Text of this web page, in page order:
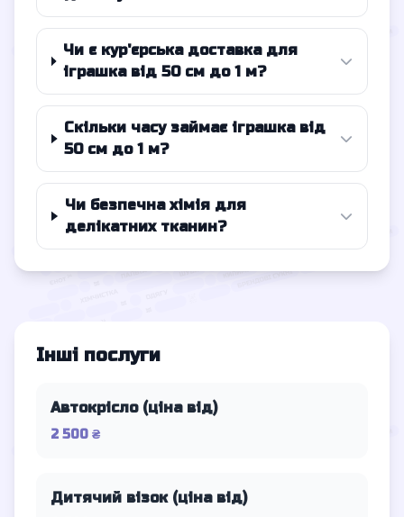
Чи є кур'єрська доставка для
іграшка від 50 см до 1 м?
Скільки часу займає іграшка від
50 см до 1 м?
Чи безпечна хімія для
делікатних тканин?
Інші послуги
Автокрісло (ціна від)
2 500 ₴
Дитячий візок (ціна від)